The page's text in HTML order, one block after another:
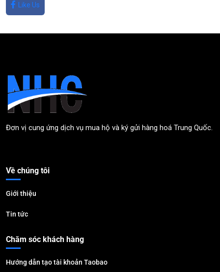
Like Us
Đơn vị cung ứng dịch vụ mua hộ và ký gửi hàng hoá Trung Quốc.
Về chúng tôi
Giới thiệu
Tin tức
Chăm sóc khách hàng
Hướng dẫn tạo tài khoản Taobao